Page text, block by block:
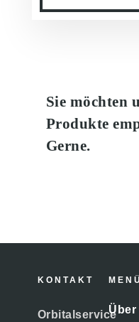
Sie möchten
Produkte
Gerne.
KONTAKT
Orbitalservice
MENÜ
Über